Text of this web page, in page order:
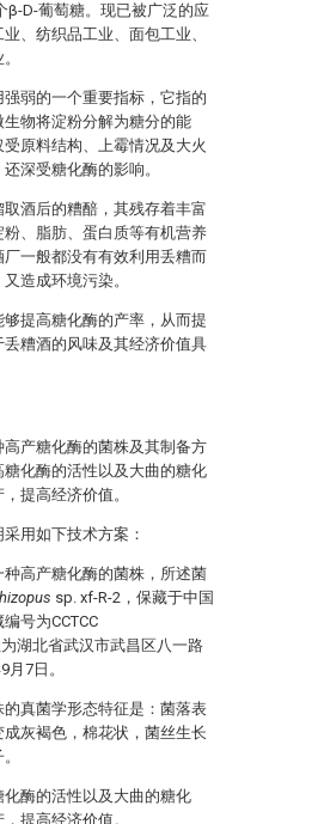
β-D-葡萄糖。现已被广泛的应
、纺织品工业、面包工业、
弱的一个重要指标，它指的
物将淀粉分解为糖分的能
原料结构、上霉情况及大火
深受糖化酶的影响。
酒后的糟醅，其残存着丰富
、脂肪、蛋白质等有机营养
一般都没有有效利用丢糟而
造成环境污染。
提高糖化酶的产率，从而提
糟酒的风味及其经济价值具
产糖化酶的菌株及其制备方
化酶的活性以及大曲的糖化
提高经济价值。
用如下技术方案：
高产糖化酶的菌株，所述菌
sp. xf-R-2，保藏于中国
号为CCTCC
湖北省武汉市武昌区八一路
7日。
真菌学形态特征是：菌落表
灰褐色，棉花状，菌丝生长
酶的活性以及大曲的糖化
提高经济价值。